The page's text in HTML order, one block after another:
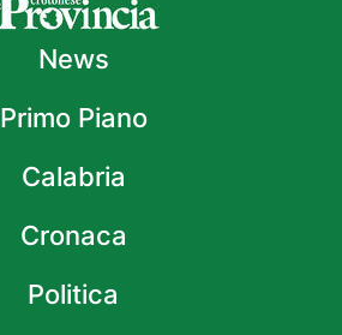
News
Primo Piano
Calabria
Cronaca
Politica